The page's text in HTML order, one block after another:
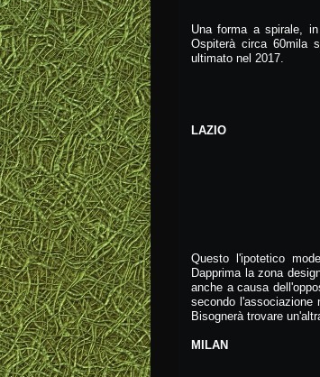
Una forma a spirale,
Ospiterà circa 60mila
ultimato nel 2017.
Questo l'ipotetico
Dapprima la zona
anche a causa
secondo l'associazione
Bisognerà trovare